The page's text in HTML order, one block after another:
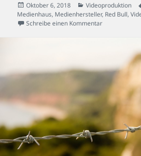
Veröffentlicht
am
Oktober 6, 2018 Kategorien
Videoproduktion
Medienhaus, Medienhersteller, Red Bull,
Schreibe einen Kommentarzu „Red Bull“-